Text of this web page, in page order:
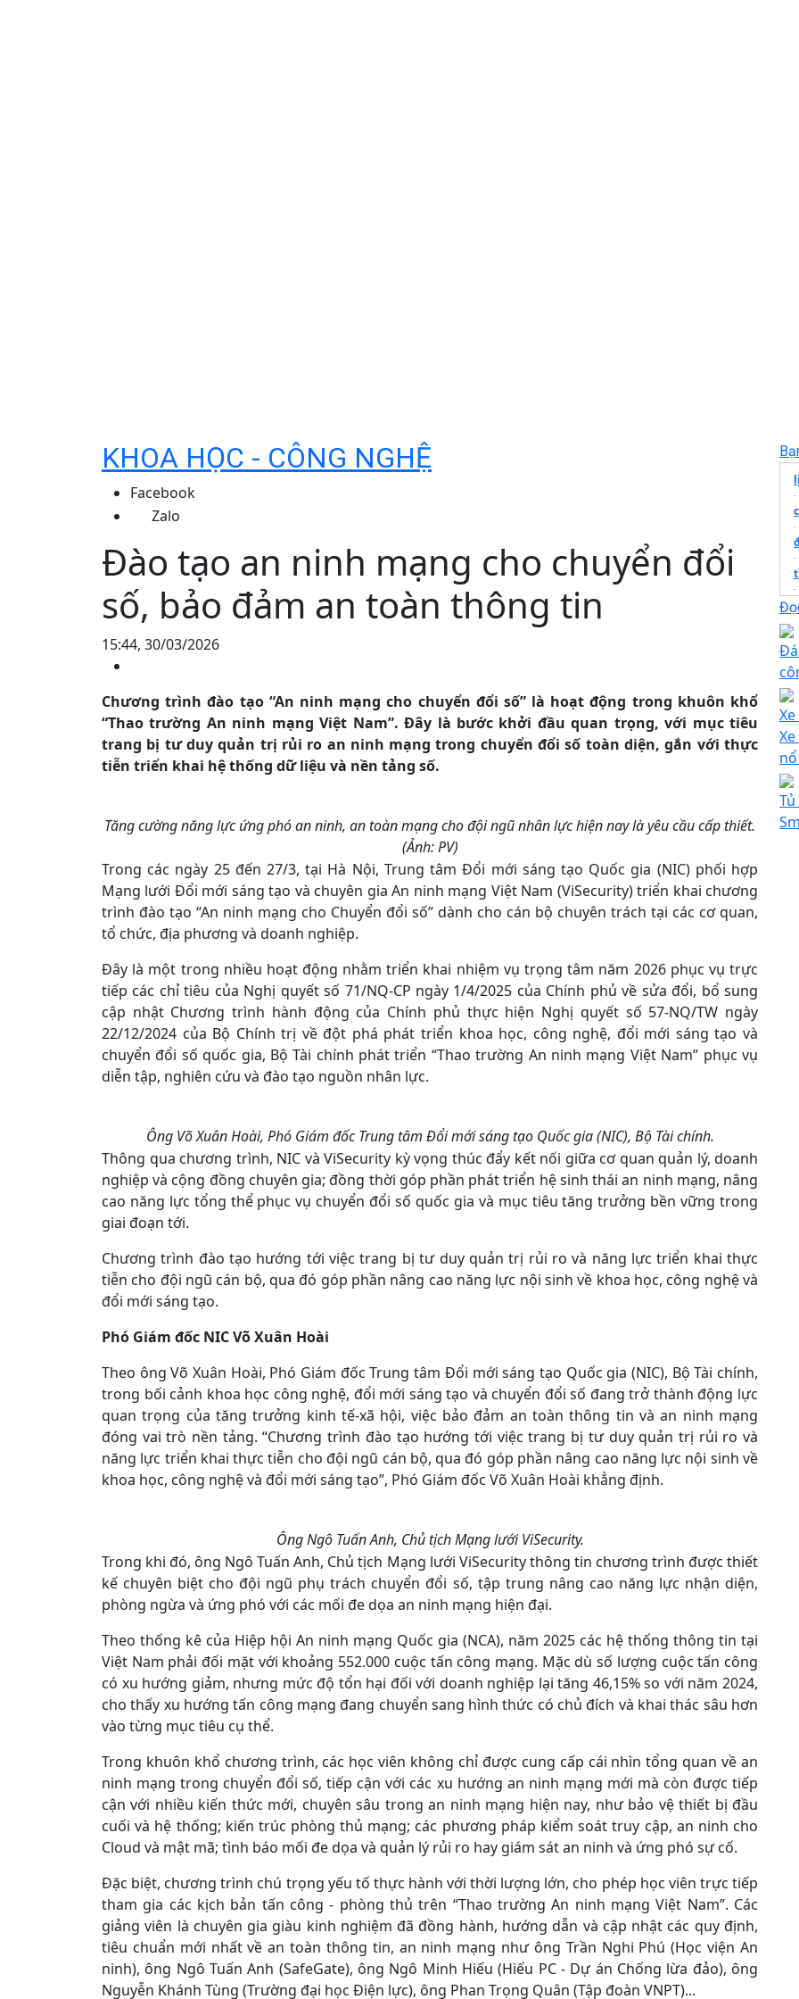
KHOA HỌC - CÔNG NGHỆ
Facebook
Zalo
Đào tạo an ninh mạng cho chuyển đổi
số, bảo đảm an toàn thông tin
15:44, 30/03/2026
Chương trình đào tạo “An ninh mạng cho chuyển đổi số” là hoạt động trong khuôn khổ
“Thao trường An ninh mạng Việt Nam”. Đây là bước khởi đầu quan trọng, với mục tiêu
trang bị tư duy quản trị rủi ro an ninh mạng trong chuyển đổi số toàn diện, gắn với thực
tiễn triển khai hệ thống dữ liệu và nền tảng số.
Tăng cường năng lực ứng phó an ninh, an toàn mạng cho đội ngũ nhân lực hiện nay là yêu cầu cấp thiết.
(Ảnh: PV)
Trong các ngày 25 đến 27/3, tại Hà Nội, Trung tâm Đổi mới sáng tạo Quốc gia (NIC) phối hợp
Mạng lưới Đổi mới sáng tạo và chuyên gia An ninh mạng Việt Nam (ViSecurity) triển khai chương
trình đào tạo “An ninh mạng cho Chuyển đổi số” dành cho cán bộ chuyên trách tại các cơ quan,
tổ chức, địa phương và doanh nghiệp.
Đây là một trong nhiều hoạt động nhằm triển khai nhiệm vụ trọng tâm năm 2026 phục vụ trực
tiếp các chỉ tiêu của Nghị quyết số 71/NQ-CP ngày 1/4/2025 của Chính phủ về sửa đổi, bổ sung
cập nhật Chương trình hành động của Chính phủ thực hiện Nghị quyết số 57-NQ/TW ngày
22/12/2024 của Bộ Chính trị về đột phá phát triển khoa học, công nghệ, đổi mới sáng tạo và
chuyển đổi số quốc gia, Bộ Tài chính phát triển “Thao trường An ninh mạng Việt Nam” phục vụ
diễn tập, nghiên cứu và đào tạo nguồn nhân lực.
Ông Võ Xuân Hoài, Phó Giám đốc Trung tâm Đổi mới sáng tạo Quốc gia (NIC), Bộ Tài chính.
Thông qua chương trình, NIC và ViSecurity kỳ vọng thúc đẩy kết nối giữa cơ quan quản lý, doanh
nghiệp và cộng đồng chuyên gia; đồng thời góp phần phát triển hệ sinh thái an ninh mạng, nâng
cao năng lực tổng thể phục vụ chuyển đổi số quốc gia và mục tiêu tăng trưởng bền vững trong
giai đoạn tới.
Chương trình đào tạo hướng tới việc trang bị tư duy quản trị rủi ro và năng lực triển khai thực
tiễn cho đội ngũ cán bộ, qua đó góp phần nâng cao năng lực nội sinh về khoa học, công nghệ và
đổi mới sáng tạo.
Phó Giám đốc NIC Võ Xuân Hoài
Theo ông Võ Xuân Hoài, Phó Giám đốc Trung tâm Đổi mới sáng tạo Quốc gia (NIC), Bộ Tài chính,
trong bối cảnh khoa học công nghệ, đổi mới sáng tạo và chuyển đổi số đang trở thành động lực
quan trọng của tăng trưởng kinh tế-xã hội, việc bảo đảm an toàn thông tin và an ninh mạng
đóng vai trò nền tảng. “Chương trình đào tạo hướng tới việc trang bị tư duy quản trị rủi ro và
năng lực triển khai thực tiễn cho đội ngũ cán bộ, qua đó góp phần nâng cao năng lực nội sinh về
khoa học, công nghệ và đổi mới sáng tạo”, Phó Giám đốc Võ Xuân Hoài khẳng định.
Ông Ngô Tuấn Anh, Chủ tịch Mạng lưới ViSecurity.
Trong khi đó, ông Ngô Tuấn Anh, Chủ tịch Mạng lưới ViSecurity thông tin chương trình được thiết
kế chuyên biệt cho đội ngũ phụ trách chuyển đổi số, tập trung nâng cao năng lực nhận diện,
phòng ngừa và ứng phó với các mối đe dọa an ninh mạng hiện đại.
Theo thống kê của Hiệp hội An ninh mạng Quốc gia (NCA), năm 2025 các hệ thống thông tin tại
Việt Nam phải đối mặt với khoảng 552.000 cuộc tấn công mạng. Mặc dù số lượng cuộc tấn công
có xu hướng giảm, nhưng mức độ tổn hại đối với doanh nghiệp lại tăng 46,15% so với năm 2024,
cho thấy xu hướng tấn công mạng đang chuyển sang hình thức có chủ đích và khai thác sâu hơn
vào từng mục tiêu cụ thể.
Trong khuôn khổ chương trình, các học viên không chỉ được cung cấp cái nhìn tổng quan về an
ninh mạng trong chuyển đổi số, tiếp cận với các xu hướng an ninh mạng mới mà còn được tiếp
cận với nhiều kiến thức mới, chuyên sâu trong an ninh mạng hiện nay, như bảo vệ thiết bị đầu
cuối và hệ thống; kiến trúc phòng thủ mạng; các phương pháp kiểm soát truy cập, an ninh cho
Cloud và mật mã; tình báo mối đe dọa và quản lý rủi ro hay giám sát an ninh và ứng phó sự cố.
Đặc biệt, chương trình chú trọng yếu tố thực hành với thời lượng lớn, cho phép học viên trực tiếp
tham gia các kịch bản tấn công - phòng thủ trên “Thao trường An ninh mạng Việt Nam”. Các
giảng viên là chuyên gia giàu kinh nghiệm đã đồng hành, hướng dẫn và cập nhật các quy định,
tiêu chuẩn mới nhất về an toàn thông tin, an ninh mạng như ông Trần Nghi Phú (Học viện An
ninh), ông Ngô Tuấn Anh (SafeGate), ông Ngô Minh Hiếu (Hiếu PC - Dự án Chống lừa đảo), ông
Nguyễn Khánh Tùng (Trường đại học Điện lực), ông Phan Trọng Quân (Tập đoàn VNPT)...